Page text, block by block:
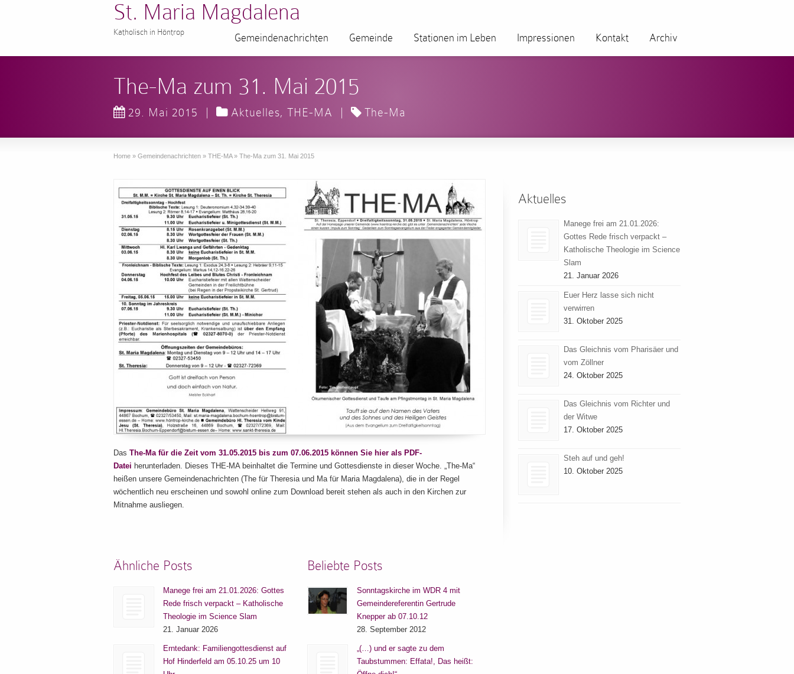
St. Maria Magdalena
Katholisch in Höntrop Gemeindenachrichten Gemeinde Stationen im Leben Impressionen Kontakt Archiv
The-Ma zum 31. Mai 2015
29. Mai 2015 | Aktuelles,THE-MA | The-Ma
Home » Gemeindenachrichten » THE-MA » The-Ma zum 31. Mai 2015
Das The-Ma für die Zeit vom 31.05.2015 bis zum 07.06.2015 können Sie hier als PDF-
Datei herunterladen. Dieses THE-MA beinhaltet die Termine und Gottesdienste in dieser Woche. „The-Ma“
heißen unsere Gemeindenachrichten (The für Theresia und Ma für Maria Magdalena), die in der Regel
wöchentlich neu erscheinen und sowohl online zum Download bereit stehen als auch in den Kirchen zur
Mitnahme ausliegen.
Ähnliche Posts
Manege frei am 21.01.2026: Gottes
Rede frisch verpackt – Katholische
Theologie im Science Slam
21. Januar 2026
Erntedank: Familiengottesdienst auf
Hof Hinderfeld am 05.10.25 um 10
Beliebte Posts
Sonntagskirche im WDR 4 mit
Gemeindereferentin Gertrude
Knepper ab 07.10.12
28. September 2012
„(…) und er sagte zu dem
Taubstummen: Effata!, Das heißt:
Aktuelles
Manege frei am 21.01.2026:
Gottes Rede frisch verpackt –
Katholische Theologie im Science
Slam
21. Januar 2026
Euer Herz lasse sich nicht
verwirren
31. Oktober 2025
Das Gleichnis vom Pharisäer und
vom Zöllner
24. Oktober 2025
Das Gleichnis vom Richter und
der Witwe
17. Oktober 2025
Steh auf und geh!
10. Oktober 2025